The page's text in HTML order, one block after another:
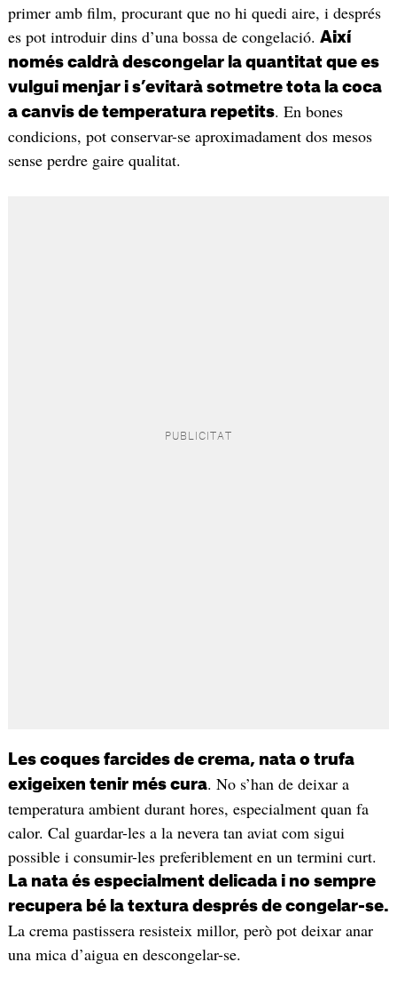
primer amb film, procurant que no hi quedi aire, i després
es pot introduir dins d’una bossa de congelació. Així
només caldrà descongelar la quantitat que es
vulgui menjar i s’evitarà sotmetre tota la coca
a canvis de temperatura repetits. En bones
condicions, pot conservar-se aproximadament dos mesos
sense perdre gaire qualitat.
Les coques farcides de crema, nata o trufa
exigeixen tenir més cura. No s’han de deixar a
temperatura ambient durant hores, especialment quan fa
calor. Cal guardar-les a la nevera tan aviat com sigui
possible i consumir-les preferiblement en un termini curt.
La nata és especialment delicada i no sempre
recupera bé la textura després de congelar-se.
La crema pastissera resisteix millor, però pot deixar anar
una mica d’aigua en descongelar-se.